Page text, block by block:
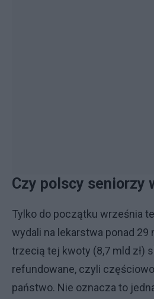
Czy polscy seniorzy
Tylko do początku września
wydali na lekarstwa ponad 29
trzecią tej kwoty (8,7 mld zł)
refundowane, czyli
państwo. Nie oznacza to